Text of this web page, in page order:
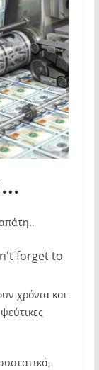
forget to
χρόνια και